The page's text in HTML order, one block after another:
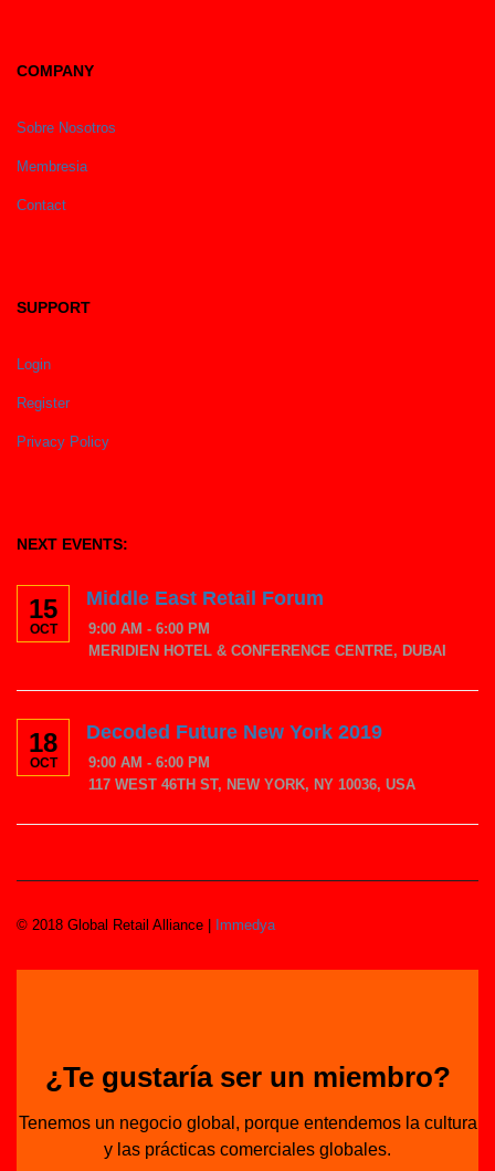
COMPANY
Sobre Nosotros
Membresia
Contact
SUPPORT
Login
Register
Privacy Policy
NEXT EVENTS:
15
OCT
Middle East Retail Forum
9:00 AM - 6:00 PM
MERIDIEN HOTEL & CONFERENCE CENTRE, DUBAI
18
OCT
Decoded Future New York 2019
9:00 AM - 6:00 PM
117 WEST 46TH ST, NEW YORK, NY 10036, USA
© 2018 Global Retail Alliance | Immedya
¿Te gustaría ser un miembro?
Tenemos un negocio global, porque entendemos la cultura
y las prácticas comerciales globales.